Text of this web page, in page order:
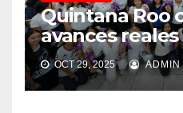
Quintana Roo
avances
OCT 29, 2025 ADMIN